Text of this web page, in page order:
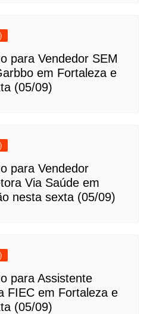
para Vendedor SEM
em Fortaleza e
(05/09)
para Vendedor
Via Saúde em
nesta sexta (05/09)
para Assistente
FIEC em Fortaleza e
(05/09)